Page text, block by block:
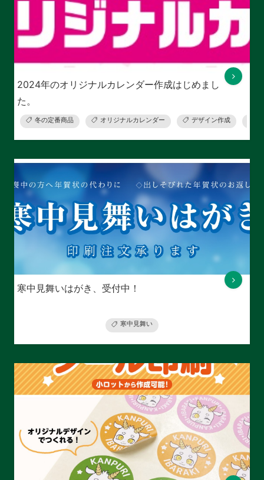
2024年のオリジナルカレンダー作成はじめまし
た。
冬の定番商品 オリジナルカレンダー デザイン作成
寒中見舞いはがき、受付中！
寒中見舞い